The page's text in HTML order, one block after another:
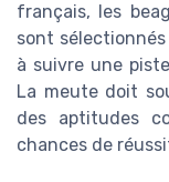
français, les
sont
à suivre une
La meute doit
des aptitudes
chances de